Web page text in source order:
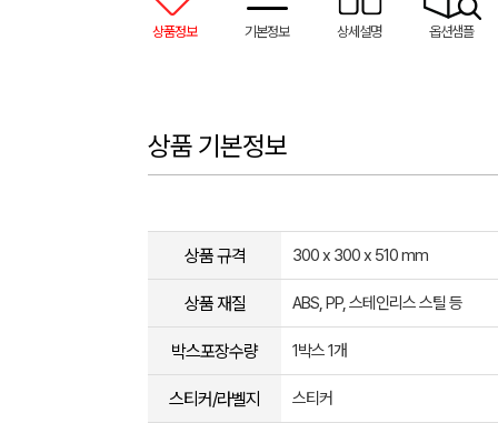
상품정보 기본정보 상세설명 옵션샘플
상품 기본정보
상품 규격 300 x 300 x 510 mm
상품 재질 ABS, PP, 스테인리스 스틸 등
박스포장수량 1박스 1개
스티커/라벨지 스티커